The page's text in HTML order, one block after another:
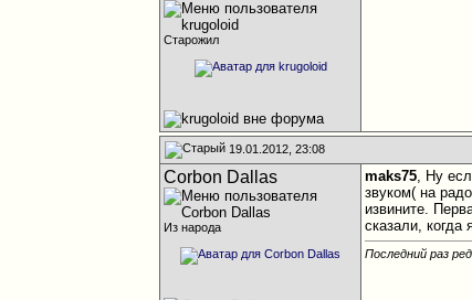
Старожил
19.01.2012, 23:08
Corbon Dallas
Из народа
maks75, Ну
звуком( на
извините.
сказали,
Последний раз